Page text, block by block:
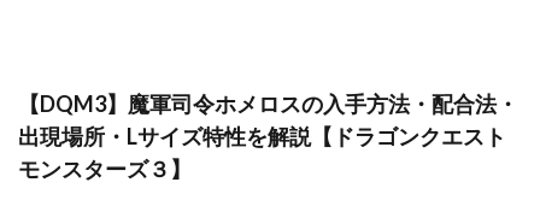
【DQM3】魔軍司令ホメロスの入手方法・配合法・
出現場所・Lサイズ特性を解説【ドラゴンクエスト
モンスターズ３】